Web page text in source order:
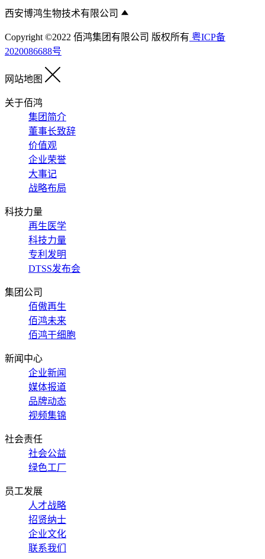
西安博鸿生物技术有限公司
Copyright ©2022 佰鸿集团有限公司 版权所有 粤ICP备
2020086688号
网站地图
关于佰鸿
集团简介
董事长致辞
价值观
企业荣誉
大事记
战略布局
科技力量
再生医学
科技力量
专利发明
DTSS发布会
集团公司
佰傲再生
佰鸿未来
佰鸿干细胞
新闻中心
企业新闻
媒体报道
品牌动态
视频集锦
社会责任
社会公益
绿色工厂
员工发展
人才战略
招贤纳士
企业文化
联系我们